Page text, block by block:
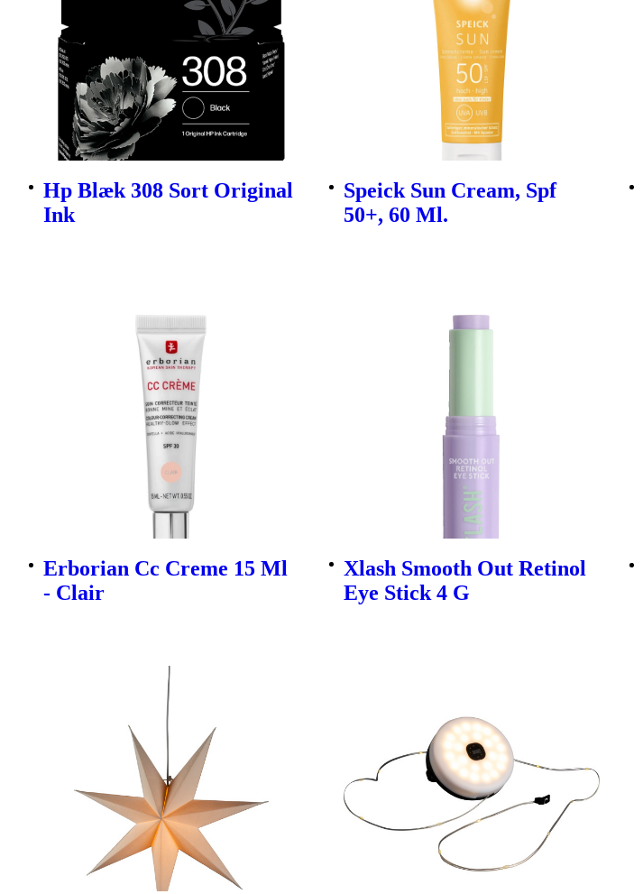
Hp Blæk 308 Sort Original
Ink
Speick Sun Cream, Spf
50+, 60 Ml.
Erborian Cc Creme 15 Ml
- Clair
Xlash Smooth Out Retinol
Eye Stick 4 G